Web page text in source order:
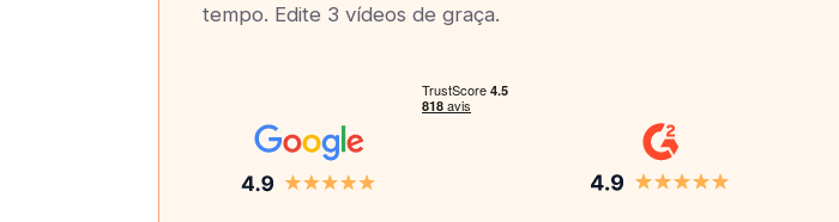
tempo. Edite 3 vídeos de graça.